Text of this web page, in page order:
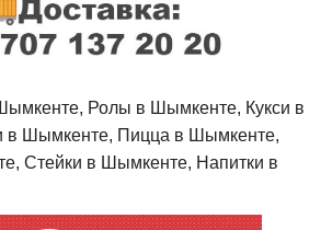
Ролы в Шымкенте, Кукси в
в Шымкенте, Пицца в Шымкенте,
Стейки в Шымкенте, Напитки в